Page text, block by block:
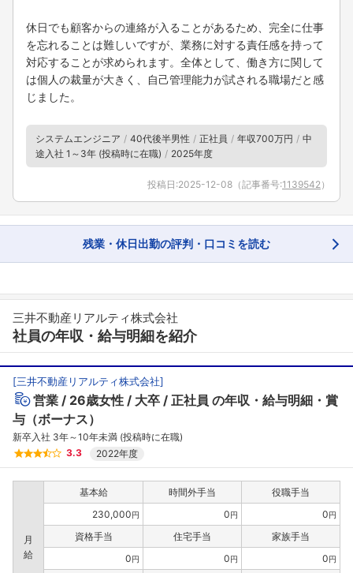
フォローしました
こちらの企業もフォローしませんか？
休日でも顧客からの連絡が入ることがあるため、完全に仕事
を忘れることは難しいですが、業務に対する責任感を持って
対応することが求められます。全体として、働き方に関して
は個人の裁量が大きく、自己管理能力が試される職場だと感
じました。
システムエンジニア 40代後半男性 正社員 年収700万円
中
途入社 1～3年 (投稿時に在職)
2025年度
投稿日:2025-12-08 （記事番号:1139542 ）
残業・休日出勤の評判・口コミを読む
三井不動産リアルティ株式会社
社員の年収・給与明細を紹介
[三井不動産リアルティ株式会社]
営業 26歳女性 大卒 正社員 の年収・給与明細・賞
与（ボーナス）
新卒入社 3年～10年未満 (投稿時に在職)
3.3
2022年度
月
給
基本給 時間外手当
役職手当
230,000円 0円 0円
資格手当 住宅手当
家族手当
0円 0円 0円